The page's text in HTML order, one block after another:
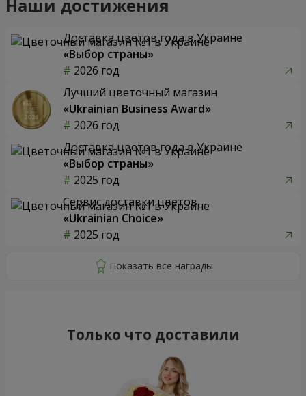
Наши достижения
Доставка цветов года в Украине
«Выбор страны»
2026 год
Лучший цветочный магазин
«Ukrainian Business Award»
2026 год
Доставка цветов года в Украине
«Выбор страны»
2025 год
Сервис доставки цветов
«Ukrainian Choice»
2025 год
Только что доставили